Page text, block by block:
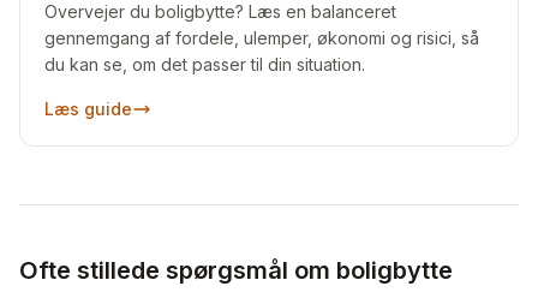
Overvejer du boligbytte? Læs en balanceret
gennemgang af fordele, ulemper, økonomi og risici, så
du kan se, om det passer til din situation.
Læs guide
Ofte stillede spørgsmål om boligbytte